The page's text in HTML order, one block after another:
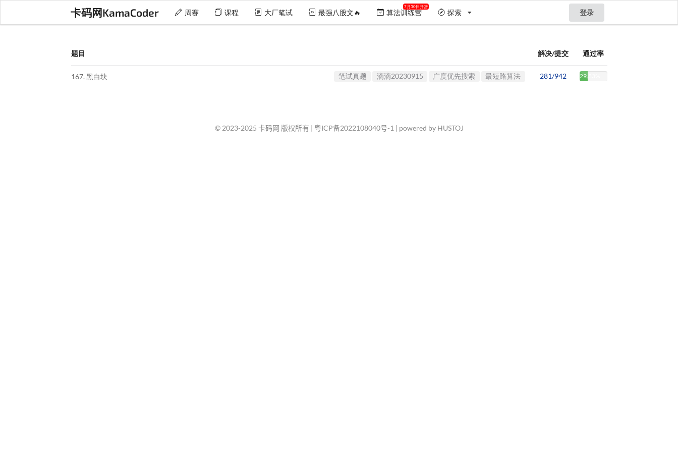
卡码网KamaCoder 周赛 课程 大厂笔试 最强八股文🔥 算法训练营
7月30日开营
探索 登录
题目 解决/提交 通过率
167. 黑白块 笔试真题 滴滴20230915 广度优先搜索 最短路算法 281/942 29.83%
© 2023-2025 卡码网 版权所有 | 粤ICP备2022108040号-1 | powered by HUSTOJ